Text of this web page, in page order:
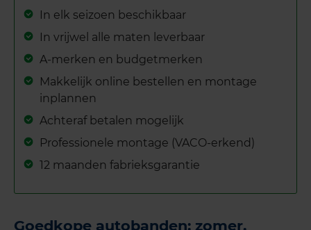
In elk seizoen beschikbaar
In vrijwel alle maten leverbaar
A-merken en budgetmerken
Makkelijk online bestellen en montage
inplannen
Achteraf betalen mogelijk
Professionele montage (VACO-erkend)
12 maanden fabrieksgarantie
Goedkope autobanden: zomer,